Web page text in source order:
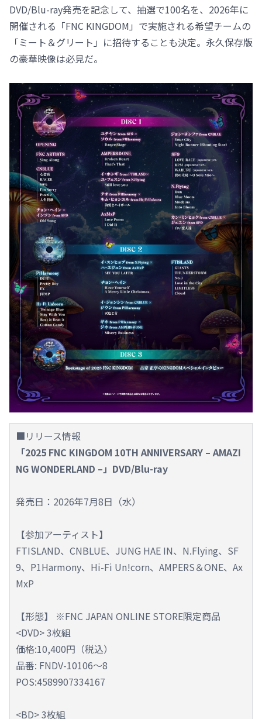
DVD/Blu-ray発売を記念して、抽選で100名を、2026年に
開催される「FNC KINGDOM」で実施される希望チームの
「ミート＆グリート」に招待することも決定。永久保存版
の豪華映像は必見だ。
■リリース情報
「2025 FNC KINGDOM 10TH ANNIVERSARY – AMAZI
NG WONDERLAND –」DVD/Blu-ray
発売日：2026年7月8日（水）
【参加アーティスト】
FTISLAND、CNBLUE、JUNG HAE IN、N.Flying、SF
9、P1Harmony、Hi-Fi Un!corn、AMPERS＆ONE、Ax
MxP
【形態】 ※FNC JAPAN ONLINE STORE限定商品
<DVD> 3枚組
価格:10,400円（税込）
品番: FNDV-10106～8
POS:4589907334167
<BD> 3枚組